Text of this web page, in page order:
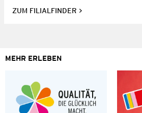
ZUM FILIALFINDER
MEHR ERLEBEN